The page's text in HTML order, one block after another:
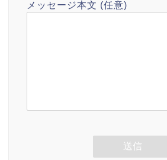
メッセージ本文 (任意)